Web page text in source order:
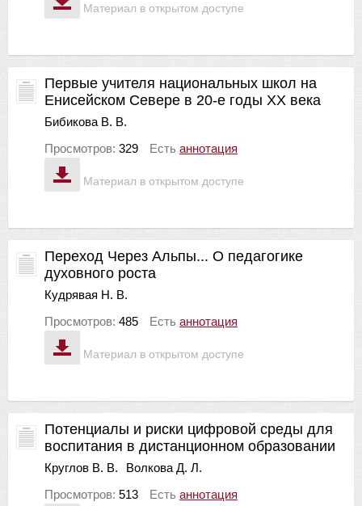
Материал в открытом доступе
Материал в открытом доступе
Первые учителя национальных школ на
Енисейском Севере в 20-е годы ХХ века
Бибикова В. В.
Просмотров: 329 Есть аннотация
Материал в открытом доступе
Переход Через Альпы... О педагогике
духовного роста
Кудрявая Н. В.
Просмотров: 485 Есть аннотация
Потенциалы и риски цифровой среды для
воспитания в дистанционном образовании
Круглов В. В.
Волкова Д. Л.
Просмотров: 513 Есть аннотация